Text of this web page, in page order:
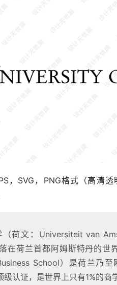
，SVG，PNG格式（高清
荷文：Universiteit van
在荷兰首都阿姆斯特丹的世
School）是荷兰乃
认证，是世界上只有1%的商